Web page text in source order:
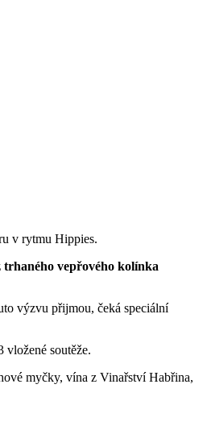
v rytmu Hippies.
trhaného vepřového kolínka
výzvu přijmou, čeká speciální
soutěže.
myčky, vína z Vinařství Habřina,